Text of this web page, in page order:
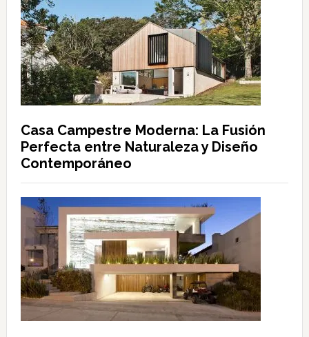
Casa Campestre Moderna: La Fusión
Perfecta entre Naturaleza y Diseño
Contemporáneo